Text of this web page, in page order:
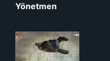
Yönetmen